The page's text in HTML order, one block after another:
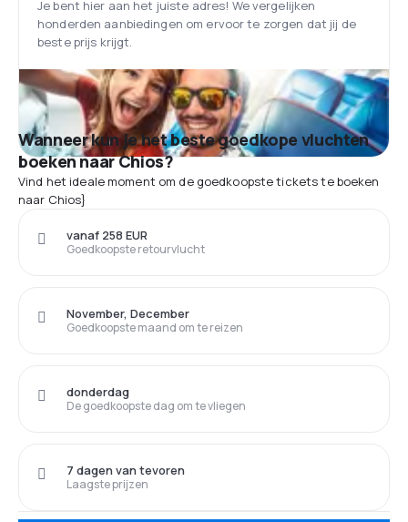
Je bent hier aan het juiste adres! We vergelijken
honderden aanbiedingen om ervoor te zorgen dat jij de
beste prijs krijgt.
Wanneer kun je het beste goedkope vluchten
boeken naar Chios?
Vind het ideale moment om de goedkoopste tickets te boeken
naar Chios}
Goedkoopste retourvlucht
vanaf 258 EUR
Goedkoopste maand om te reizen
November, December
De goedkoopste dag om te vliegen
donderdag
Laagste prijzen
7 dagen van tevoren